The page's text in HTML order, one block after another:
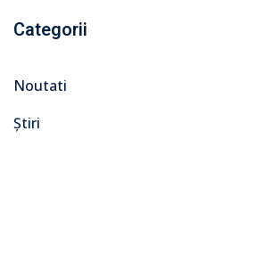
Categorii
Noutati
Știri